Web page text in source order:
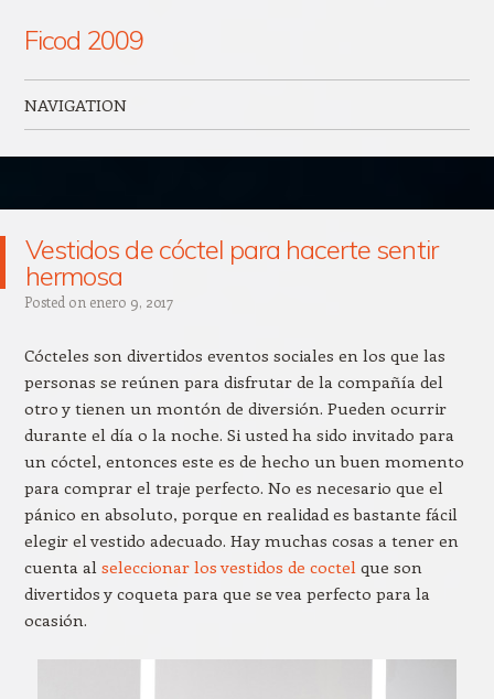
Ficod 2009
NAVIGATION
Vestidos de cóctel para hacerte sentir
hermosa
Posted on enero 9, 2017
Cócteles son divertidos eventos sociales en los que las
personas se reúnen para disfrutar de la compañía del
otro y tienen un montón de diversión. Pueden ocurrir
durante el día o la noche. Si usted ha sido invitado para
un cóctel, entonces este es de hecho un buen momento
para comprar el traje perfecto. No es necesario que el
pánico en absoluto, porque en realidad es bastante fácil
elegir el vestido adecuado. Hay muchas cosas a tener en
cuenta al seleccionar los vestidos de coctelque son
divertidos y coqueta para que se vea perfecto para la
ocasión.